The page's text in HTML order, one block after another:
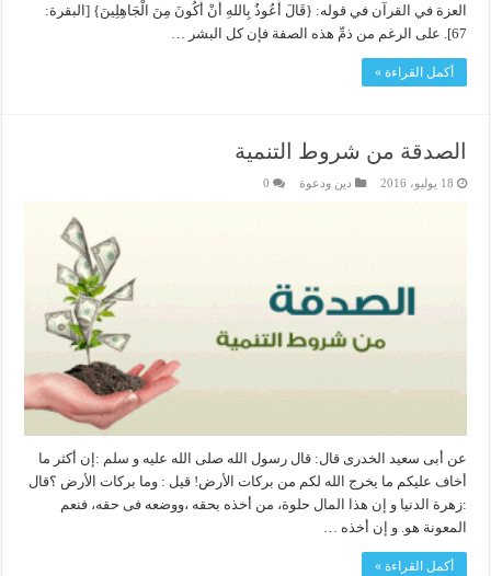
العزة في القرآن في قوله: {قَالَ أَعُوذُ بِاللهِ أَنْ أَكُونَ مِنَ الْجَاهِلِينَ} [البقرة:
67]. على الرغم من ذمِّ هذه الصفة فإن كل البشر …
أكمل القراءة »
الصدقة من شروط التنمية
18 يوليو، 2016 دين ودعوة 0
عن أبى سعيد الخدرى قال: قال رسول الله صلى الله عليه و سلم :إن أكثر ما
أخاف عليكم ما يخرج الله لكم من بركات الأرض! قيل : وما بركات الأرض ؟قال
:زهرة الدنيا و إن هذا المال حلوة، من أخذه بحقه ،ووضعه فى حقه، فنعم
المعونة هو. و إن أخذه …
أكمل القراءة »